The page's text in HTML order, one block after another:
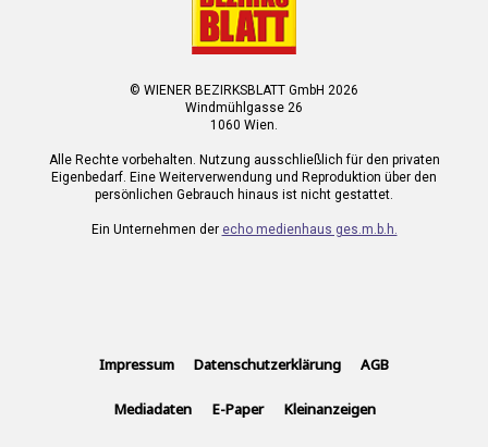
© WIENER BEZIRKSBLATT GmbH 2026
Windmühlgasse 26
1060 Wien.
Alle Rechte vorbehalten. Nutzung ausschließlich für den privaten
Eigenbedarf. Eine Weiterverwendung und Reproduktion über den
persönlichen Gebrauch hinaus ist nicht gestattet.
Ein Unternehmen der echo medienhaus ges.m.b.h.
Impressum Datenschutzerklärung AGB
Mediadaten E-Paper Kleinanzeigen